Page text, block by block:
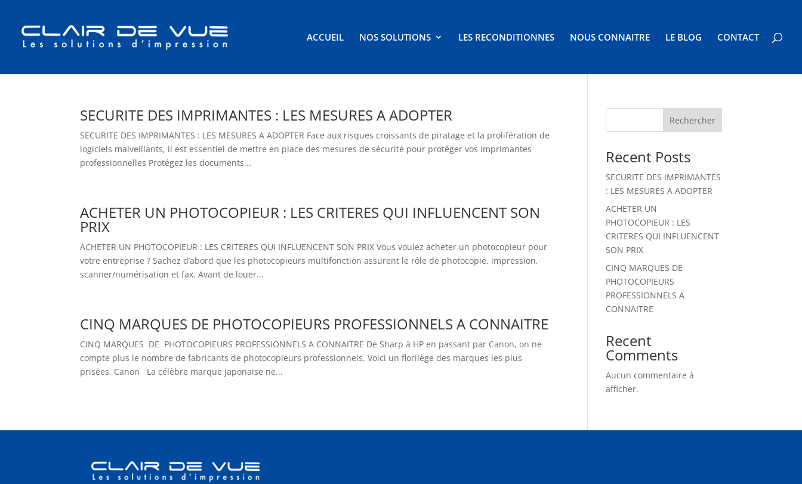
ACCUEIL NOS SOLUTIONS LES RECONDITIONNES NOUS CONNAITRE LE BLOG CONTACT
SECURITE DES IMPRIMANTES : LES MESURES A ADOPTER
SECURITE DES IMPRIMANTES : LES MESURES A ADOPTER Face aux risques croissants de piratage et la prolifération de
logiciels malveillants, il est essentiel de mettre en place des mesures de sécurité pour protéger vos imprimantes
professionnelles Protégez les documents...
ACHETER UN PHOTOCOPIEUR : LES CRITERES QUI INFLUENCENT SON
PRIX
ACHETER UN PHOTOCOPIEUR : LES CRITERES QUI INFLUENCENT SON PRIX Vous voulez acheter un photocopieur pour
votre entreprise ? Sachez d’abord que les photocopieurs multifonction assurent le rôle de photocopie, impression,
scanner/numérisation et fax. Avant de louer...
CINQ MARQUES DE PHOTOCOPIEURS PROFESSIONNELS A CONNAITRE
CINQ MARQUES DE PHOTOCOPIEURS PROFESSIONNELS A CONNAITRE De Sharp à HP en passant par Canon, on ne
compte plus le nombre de fabricants de photocopieurs professionnels. Voici un florilège des marques les plus
prisées. Canon La célèbre marque japonaise ne...
Rechercher
Recent Posts
SECURITE DES IMPRIMANTES
: LES MESURES A ADOPTER
ACHETER UN
PHOTOCOPIEUR : LES
CRITERES QUI INFLUENCENT
SON PRIX
CINQ MARQUES DE
PHOTOCOPIEURS
PROFESSIONNELS A
CONNAITRE
Recent
Comments
Aucun commentaire à
afficher.